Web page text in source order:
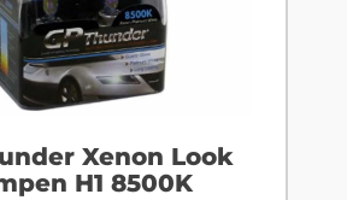
Xenon Look
H1 8500K